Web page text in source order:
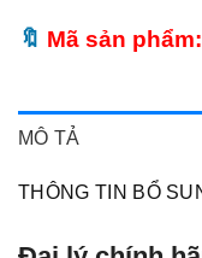
Mã sản phẩm:
MÔ TẢ
THÔNG TIN BỔ